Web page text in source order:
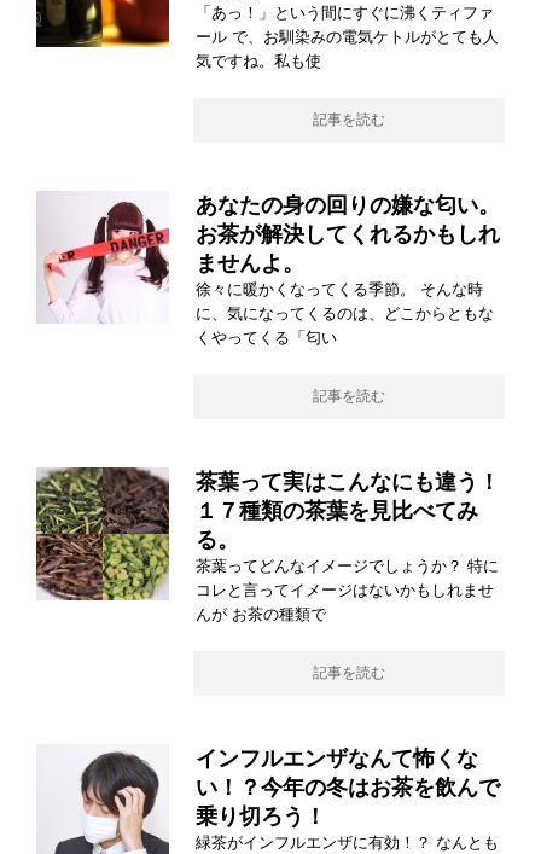
「あっ！」という間にすぐに沸くティファ
ール で、お馴染みの電気ケトルがとても人
気ですね。私も使
記事を読む
あなたの身の回りの嫌な匂い。
お茶が解決してくれるかもしれ
ませんよ。
徐々に暖かくなってくる季節。 そんな時
に、気になってくるのは、どこからともな
くやってくる「匂い
記事を読む
茶葉って実はこんなにも違う！
１７種類の茶葉を見比べてみ
る。
茶葉ってどんなイメージでしょうか？ 特に
コレと言ってイメージはないかもしれませ
んが お茶の種類で
記事を読む
インフルエンザなんて怖くな
い！？今年の冬はお茶を飲んで
乗り切ろう！
緑茶がインフルエンザに有効！？ なんとも